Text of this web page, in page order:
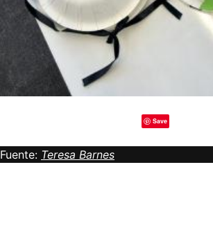
Save
Fuente: Teresa Barnes